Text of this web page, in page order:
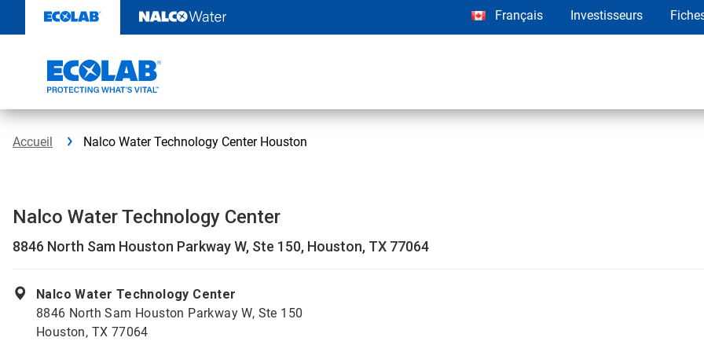
contenu​​​​​​​
Français Investisseurs
Accueil Nalco Water Technology Center Houston
Nalco Water Technology Center
8846 North Sam Houston Parkway W, Ste 150, Houston, TX 77064
Nalco Water Technology Center
8846 North Sam Houston Parkway W, Ste 150
Houston, TX 77064